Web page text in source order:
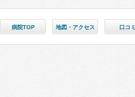
病院TOP 地図・アクセス 口コミ